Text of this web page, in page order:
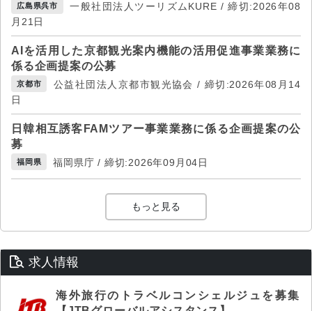
広島県呉市
一般社団法人ツーリズムKURE / 締切:2026年08
月21日
AIを活用した京都観光案内機能の活用促進事業業務に
係る企画提案の公募
京都市
公益社団法人京都市観光協会 / 締切:2026年08月14
日
日韓相互誘客FAMツアー事業業務に係る企画提案の公
募
福岡県 福岡県庁 / 締切:2026年09月04日
もっと見る
求人情報
海外旅行のトラベルコンシェルジュを募集